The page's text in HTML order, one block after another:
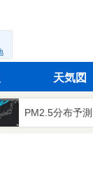
天気図
PM2.5分布予測